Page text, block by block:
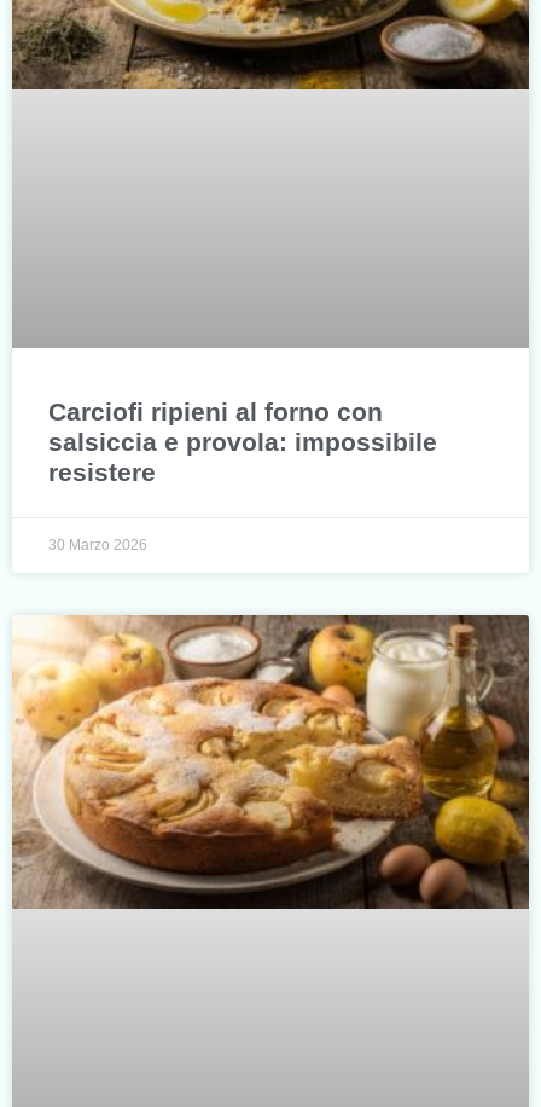
Carciofi ripieni al forno con
salsiccia e provola: impossibile
resistere
30 Marzo 2026